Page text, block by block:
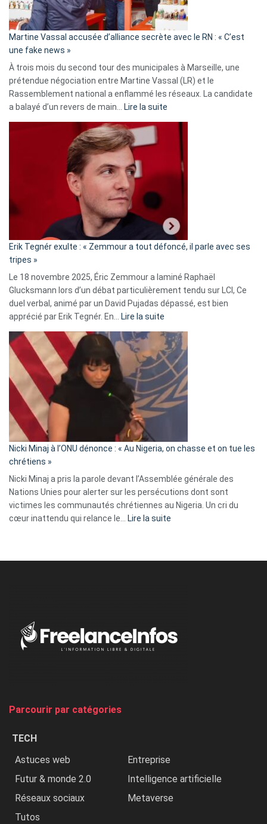
Algérie
Martine Vassal accusée d’alliance secrète avec le RN : « C’est
une fake news »
À trois mois du second tour des municipales à Marseille, une
prétendue négociation entre Martine Vassal (LR) et le
Rassemblement national a enflammé les réseaux. La candidate
a balayé d’un revers de main… Lire la suite
d’alliance
secrète
«
C’est
fake
news
»
Erik Tegnér exulte : « Zemmour a tout défoncé, il parle avec ses
tripes »
Le 18 novembre 2025, Éric Zemmour a laminé Raphaël
Glucksmann lors d’un débat particulièrement tendu sur LCI, Ce
duel verbal, animé par un David Pujadas dépassé, est bien
apprécié par Erik Tegnér. En… Lire la suite
Tegnér
exulte
« Zemmour
a
tout
parle
ses
tripes »
Nicki Minaj à l’ONU dénonce : « Au Nigeria, on chasse et on tue les
chrétiens »
Nicki Minaj a pris la parole devant l’Assemblée générale des
Nations Unies pour alerter sur les persécutions dont sont
victimes les communautés chrétiennes au Nigeria. Un cri du
cœur inattendu qui relance le… Lire la suite
Nigeria,
Parcourir par catégories
TECH
Astuces web
Entreprise
Futur & monde 2.0
Intelligence artificielle
Réseaux sociaux
Metaverse
Tutos